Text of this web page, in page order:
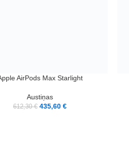
AirPods Max Starlight
Austiņas
612,30€ 435,60 €